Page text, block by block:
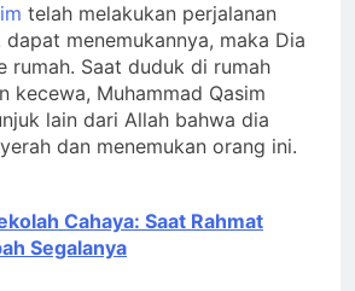
telah melakukan perjalanan
menemukannya, maka Dia
rumah. Saat duduk di rumah
kecewa, Muhammad Qasim
lain dari Allah bahwa dia
dan menemukan orang ini.
Cahaya: Saat Rahmat
Segalanya